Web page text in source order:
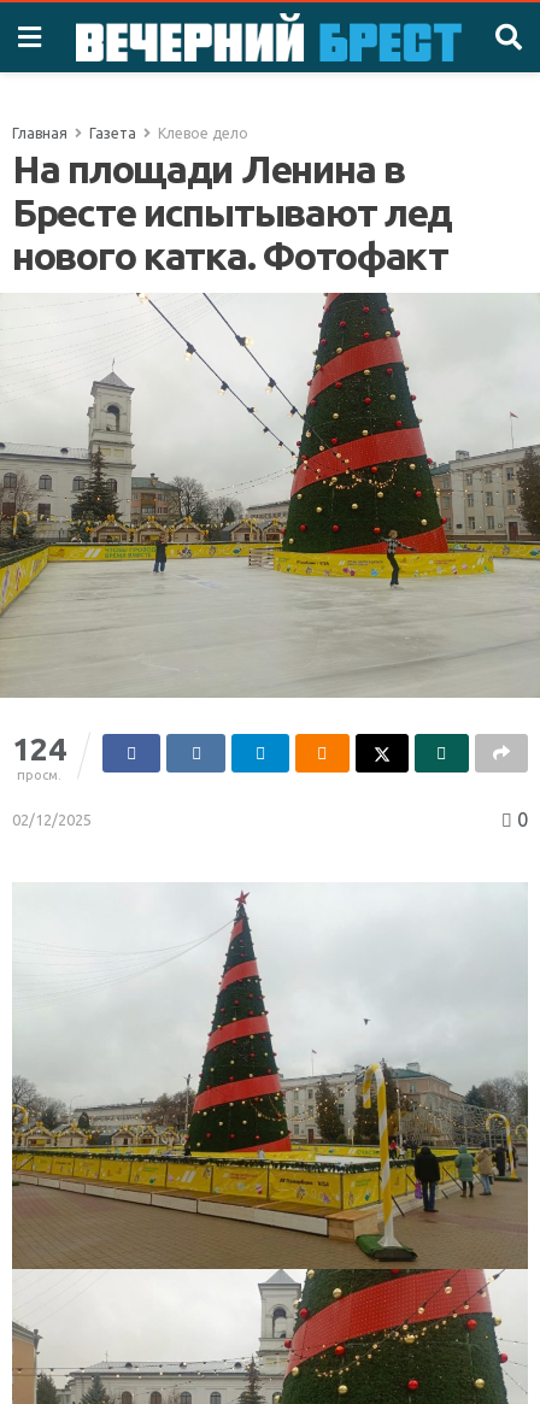
Главная Газета Клевое дело
На площади Ленина в
Бресте испытывают лед
нового катка. Фотофакт
124
просм.
02/12/2025 0